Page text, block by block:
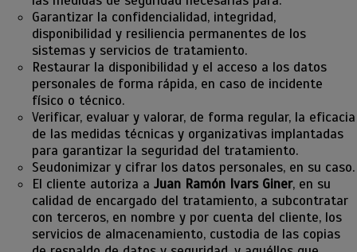
Garantizar la confidencialidad, integridad,
disponibilidad y resiliencia permanentes de los
sistemas y servicios de tratamiento.
Restaurar la disponibilidad y el acceso a los datos
personales de forma rápida, en caso de incidente
físico o técnico.
Verificar, evaluar y valorar, de forma regular, la eficacia
de las medidas técnicas y organizativas implantadas
para garantizar la seguridad del tratamiento.
Seudonimizar y cifrar los datos personales, en su caso.
El cliente autoriza a Juan Ramón Ivars Giner, en su
calidad de encargado del tratamiento, a subcontratar
con terceros, en nombre y por cuenta del cliente, los
servicios de almacenamiento, custodia de las copias